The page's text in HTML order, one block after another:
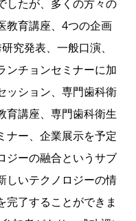
したが、多くの方々の
教育講座、4つの企画
究発表、一般口演、
ンチョンセミナーに加
ッション、専門歯科衛
育講座、専門歯科衛生
ナー、企業展示を予定
ジーの融合というサブ
しいテクノロジーの情
完了することができま